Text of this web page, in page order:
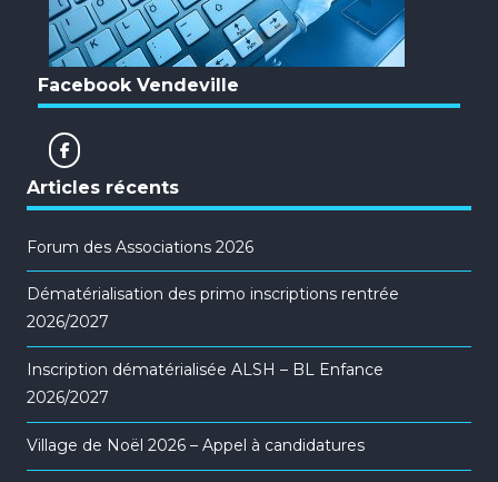
Facebook Vendeville
Articles récents
Forum des Associations 2026
Dématérialisation des primo inscriptions rentrée
2026/2027
Inscription dématérialisée ALSH – BL Enfance
2026/2027
Village de Noël 2026 – Appel à candidatures